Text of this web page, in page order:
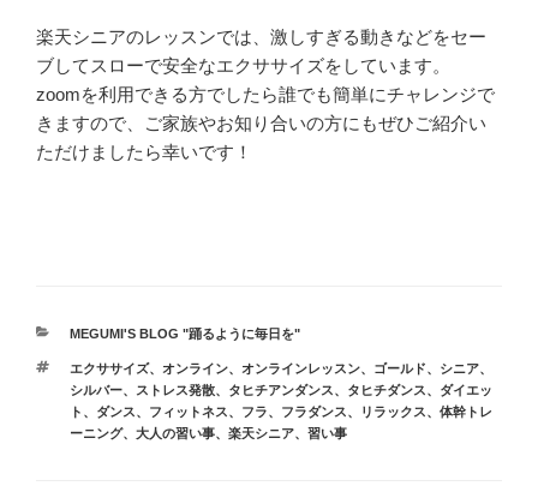
楽天シニアのレッスンでは、激しすぎる動きなどをセー
ブしてスローで安全なエクササイズをしています。
zoomを利用できる方でしたら誰でも簡単にチャレンジで
きますので、ご家族やお知り合いの方にもぜひご紹介い
ただけましたら幸いです！
カ
ゴ
リ
ー
MEGUMI'S BLOG "踊るように毎日を"
タ
グ
エクササイズ、 オンライン、 オンラインレッスン、 ゴールド、 シニア、
シルバー、 ストレス発散、 タヒチアンダンス、 タヒチダンス、
ダイエッ
ト 、 ダンス、 フィットネス、 フラ、 フラダンス、 リラックス、 体幹トレ
ーニング、 大人の習い事、 楽天シニア、 習い事